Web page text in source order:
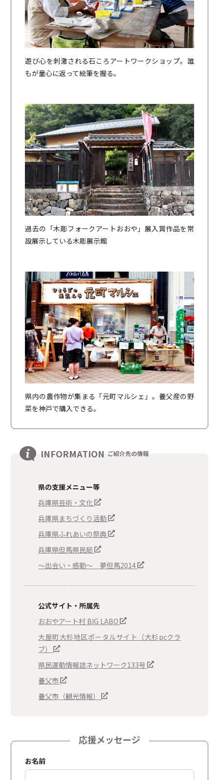
遊び心を刺激される石ころアートワークショップ。誰
もが童心に返って絵筆を握る。
過去の「木彫フォークアートおおや」展入賞作品を常
設展示している木彫展示館
県内の農作物が集まる「元町マルシェ」。養父産の野
菜を神戸で購入できる。
INFORMATION ご紹介先の情報
県の支援メニュー等
兵庫県芸術・文化
兵庫県まちづくり活動
兵庫県ふれあいの祭典
兵庫県但馬県民局
～出会い・感動～ 夢但馬2014
公式サイト・所属先
おおやアート村 BIG LABO
大屋町大杉地区ポータルサイト（大杉pcクラ
ブ）
県民運動情報誌ネットワーク133号
養父市
養父市（観光情報）
応援メッセージ
お名前